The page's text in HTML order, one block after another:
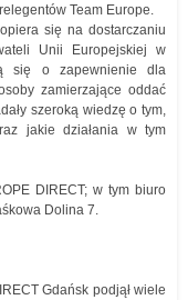
Team Europe.
się na dostarczaniu
Unii Europejskiej w
się o zapewnienie dla
zamierzające oddać
szeroką wiedzę o tym,
jakie działania w tym
DIRECT; w tym biuro
Dolina 7.
Gdańsk podjął wiele